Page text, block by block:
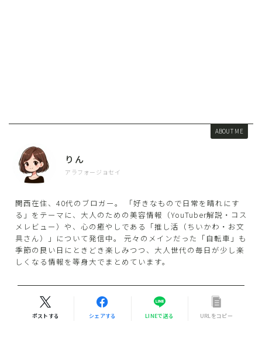
ABOUT ME
りん
アラフォージョセイ
関西在住、40代のブロガー。 「好きなもので日常を晴れにす
る」をテーマに、大人のための美容情報（YouTuber解説・コス
メレビュー）や、心の癒やしである「推し活（ちいかわ・お文
具さん）」について発信中。 元々のメインだった「自転車」も
季節の良い日にときどき楽しみつつ、大人世代の毎日が少し楽
しくなる情報を等身大でまとめています。
ポストする シェアする LINEで送る URLをコピー